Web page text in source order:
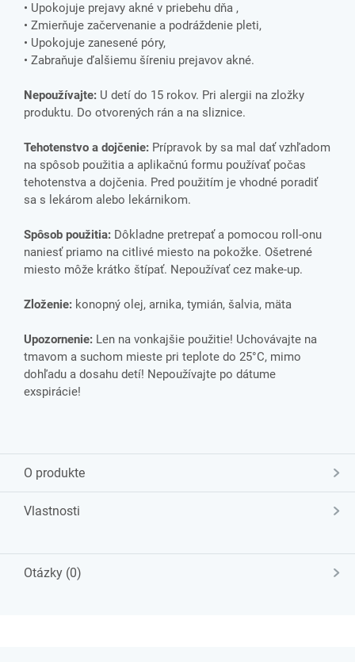
• Upokojuje prejavy akné v priebehu dňa ,
• Zmierňuje začervenanie a podráždenie pleti,
• Upokojuje zanesené póry,
• Zabraňuje ďalšiemu šíreniu prejavov akné.
Nepoužívajte: U detí do 15 rokov. Pri alergii na zložky
produktu. Do otvorených rán a na sliznice.
Tehotenstvo a dojčenie: Prípravok by sa mal dať vzhľadom
na spôsob použitia a aplikačnú formu používať počas
tehotenstva a dojčenia. Pred použitím je vhodné poradiť
sa s lekárom alebo lekárnikom.
Spôsob použitia: Dôkladne pretrepať a pomocou roll-onu
naniesť priamo na citlivé miesto na pokožke. Ošetrené
miesto môže krátko štípať. Nepoužívať cez make-up.
Zloženie: konopný olej, arnika, tymián, šalvia, mäta
Upozornenie: Len na vonkajšie použitie! Uchovávajte na
tmavom a suchom mieste pri teplote do 25°C, mimo
dohľadu a dosahu detí! Nepoužívajte po dátume
exspirácie!
O produkte
Vlastnosti
Otázky (0)